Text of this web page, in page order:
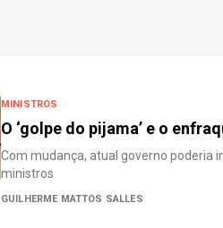
MINISTROS
O ‘golpe do pijama’ e o
Com mudança, atual governo poderia
ministros
GUILHERME MATTOS SALLES